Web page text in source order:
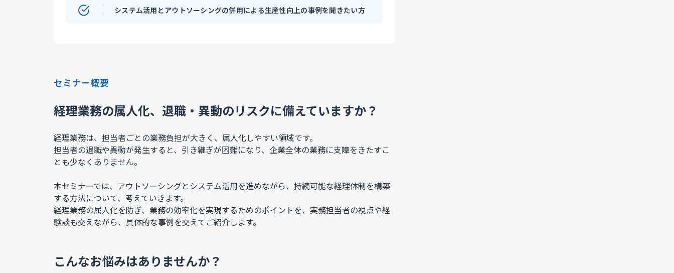
システム活用とアウトソーシングの併用による生産性向上の事例を聞きたい方
セミナー概要
経理業務の属人化、退職・異動のリスクに備えていますか？
経理業務は、担当者ごとの業務負担が大きく、属人化しやすい領域です。
担当者の退職や異動が発生すると、引き継ぎが困難になり、企業全体の業務に支障をきたすこ
とも少なくありません。
本セミナーでは、アウトソーシングとシステム活用を進めながら、持続可能な経理体制を構築
する方法について、考えていきます。
経理業務の属人化を防ぎ、業務の効率化を実現するためのポイントを、実務担当者の視点や経
験談も交えながら、具体的な事例を交えてご紹介します。
こんなお悩みはありませんか？